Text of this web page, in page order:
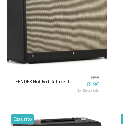
FENDER Hot Rod Deluxe III
931€
849€
Non Disponibile
Esaurito